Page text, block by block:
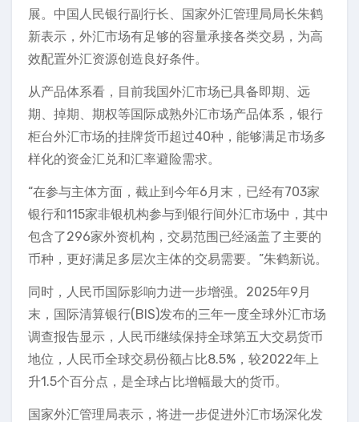
展。中国人民银行副行长、国家外汇管理局局长朱鹤
新表示，外汇市场有足够的容量承接各类交易，为高
效配置外汇资源创造良好条件。
从产品体系看，目前我国外汇市场已具备即期、远
期、掉期、期权等国际成熟外汇市场产品体系，银行
柜台外汇市场的挂牌货币超过40种，能够满足市场多
样化的资金汇兑和汇率避险需求。
“在参与主体方面，截止到今年6月末，已经有703家
银行和115家非银机构参与到银行间外汇市场中，其中
包含了296家外资机构，交易范围已经涵盖了主要的
币种，更好满足多层次主体的交易需要。”朱鹤新说。
同时，人民币国际影响力进一步增强。2025年9月
末，国际清算银行(BIS)发布的三年一度全球外汇市场
调查报告显示，人民币继续保持全球第五大交易货币
地位，人民币全球交易份额占比8.5%，较2022年上
升1.5个百分点，是全球占比增幅最大的货币。
国家外汇管理局表示，将进一步促进外汇市场深化发